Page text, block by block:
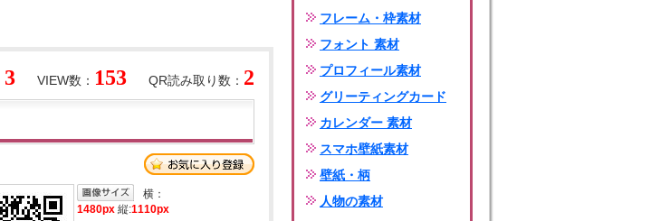
QR読み取り数： 2
VIEW数： 153
3
横：
1480px 縦:1110px
フレーム・枠素材
フォント 素材
プロフィール素材
グリーティングカード
カレンダー 素材
スマホ壁紙素材
壁紙・柄
人物の素材